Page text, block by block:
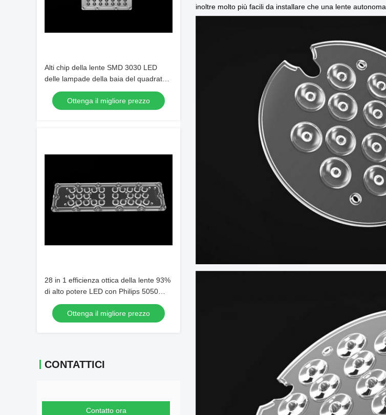
Alti chip della lente SMD 3030 LED
delle lampade della baia del quadrato
LED con il PWB di AL
Ottenga il migliore prezzo
28 in 1 efficienza ottica della lente 93%
di alto potere LED con Philips 5050
chip del LED
Ottenga il migliore prezzo
CONTATTICI
Contatto ora
inoltre molto più facili da installare che una lente autonoma.